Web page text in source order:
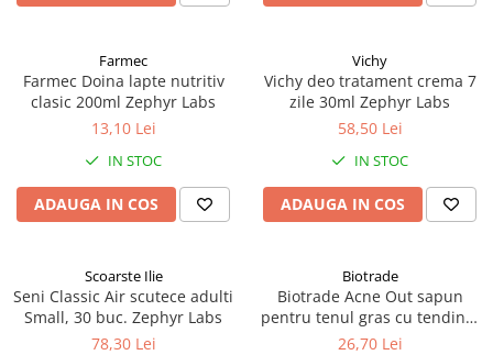
Farmec
Farmec Doina lapte nutritiv
clasic 200ml Zephyr Labs
13,10 Lei
IN STOC
ADAUGA IN COS
Vichy
Vichy deo tratament crema 7
zile 30ml Zephyr Labs
58,50 Lei
IN STOC
ADAUGA IN COS
Scoarste Ilie
Seni Classic Air scutece adulti
Small, 30 buc. Zephyr Labs
78,30 Lei
Biotrade
Biotrade Acne Out sapun
pentru tenul gras cu tendinta
acneica, 100g Zephyr Labs
26,70 Lei